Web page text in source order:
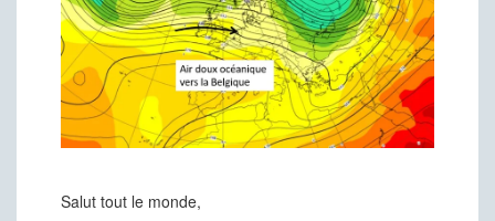
Salut tout le monde,